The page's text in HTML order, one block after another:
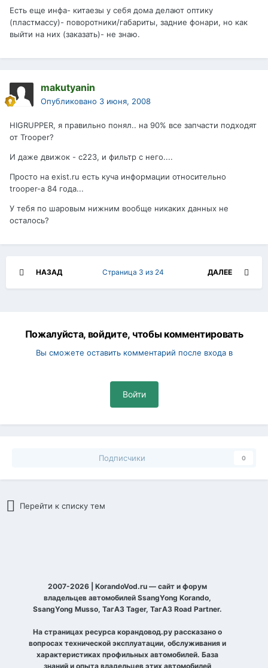
Есть еще инфа- китаезы у себя дома делают оптику
(пластмассу)- поворотники/габариты, задние фонари, но как
выйти на них (заказать)- не знаю.
makutyanin
Опубликовано 3 июня, 2008
HIGRUPPER, я правильно понял.. на 90% все запчасти подходят
от Trooper?
И даже движок - c223, и фильтр с него....
Просто на exist.ru есть куча информации относительно
trooper-а 84 года...
У тебя по шаровым нижним вообще никаких данных не
осталось?
НАЗАД ДАЛЕЕ
Страница 3 из 24
Пожалуйста, войдите, чтобы комментировать
Вы сможете оставить комментарий после входа в
Войти
Подписчики 0
Перейти к списку тем
2007-2026 | KorandoVod.ru — сайт и форум
владельцев автомобилей SsangYong Korando,
SsangYong Musso, ТагАЗ Tager, ТагАЗ Road Partner.
На страницах ресурса корандовод.ру рассказано о
вопросах технической эксплуатации, обслуживания и
характеристиках профильных автомобилей. База
знаний и опыта владельцев этих автомобилей